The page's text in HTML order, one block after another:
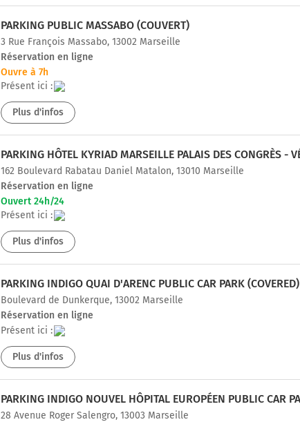
PARKING PUBLIC MASSABO (COUVERT)
3 Rue François Massabo, 13002 Marseille
Réservation en ligne
Ouvre à 7h
Présent ici :
Plus d'infos
162 Boulevard Rabatau Daniel Matalon, 13010 Marseille
Réservation en ligne
Ouvert 24h/24
Présent ici :
Plus d'infos
PARKING INDIGO QUAI D'ARENC PUBLIC CAR PARK (COVERED)
Boulevard de Dunkerque, 13002 Marseille
Réservation en ligne
Présent ici :
Plus d'infos
28 Avenue Roger Salengro, 13003 Marseille